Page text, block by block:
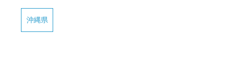
沖縄県